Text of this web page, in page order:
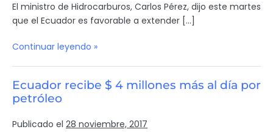
El ministro de Hidrocarburos, Carlos Pérez, dijo este martes
que el Ecuador es favorable a extender […]
Continuar leyendo »
Ecuador recibe $ 4 millones más al día por
petróleo
Publicado el 28 noviembre, 2017